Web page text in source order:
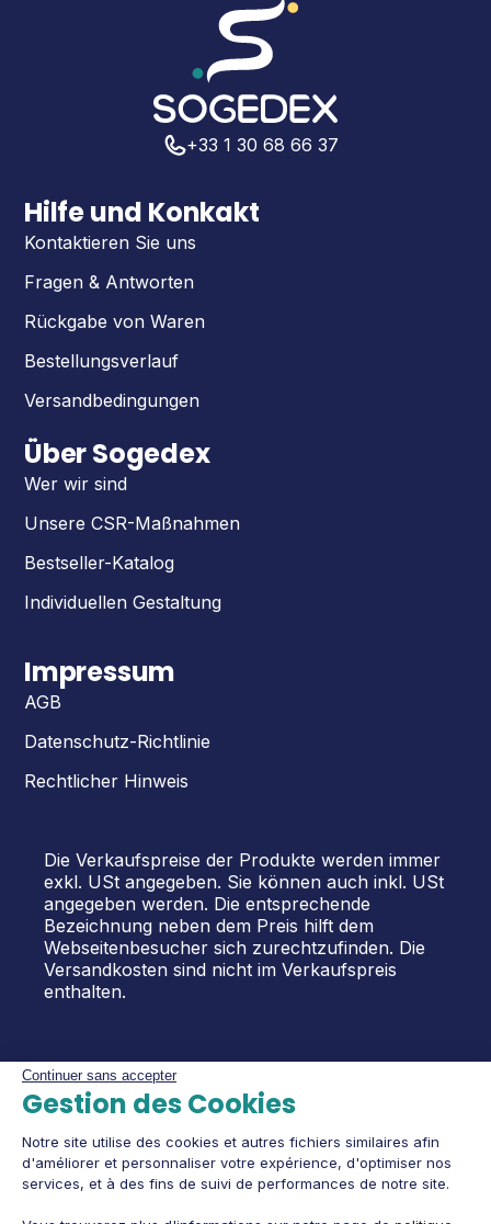
Continuer sans accepter
Gestion des Cookies
Notre site utilise des cookies et autres fichiers similaires afin
d'améliorer et personnaliser votre expérience, d'optimiser nos
services, et à des fins de suivi de performances de notre site.
+33 1 30 68 66 37
Hilfe und Konkakt
Kontaktieren Sie uns
Fragen & Antworten
Rückgabe von Waren
Bestellungsverlauf
Versandbedingungen
Über Sogedex
Wer wir sind
Unsere CSR-Maßnahmen
Bestseller-Katalog
Individuellen Gestaltung
Impressum
AGB
Datenschutz-Richtlinie
Rechtlicher Hinweis
Die Verkaufspreise der Produkte werden immer
exkl. USt angegeben. Sie können auch inkl. USt
angegeben werden. Die entsprechende
Bezeichnung neben dem Preis hilft dem
Webseitenbesucher sich zurechtzufinden. Die
Versandkosten sind nicht im Verkaufspreis
enthalten.